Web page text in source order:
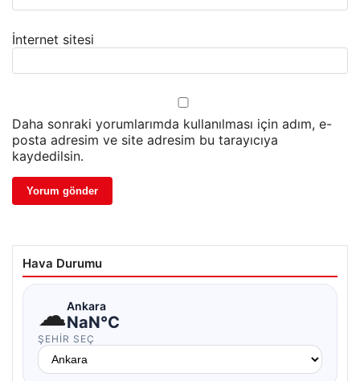
İnternet sitesi
Daha sonraki yorumlarımda kullanılması için adım, e-
posta adresim ve site adresim bu tarayıcıya
kaydedilsin.
Hava Durumu
☁Ankara
NaN°C
ŞEHIR SEÇ